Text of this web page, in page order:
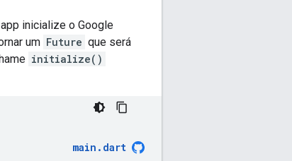
inicialize o Google
um Future que será
initialize()
main . dart